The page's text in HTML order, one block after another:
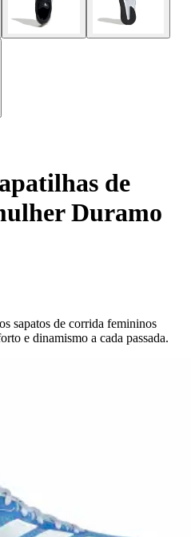
de
Duramo
sapatos de corrida femininos
e dinamismo a cada passada.